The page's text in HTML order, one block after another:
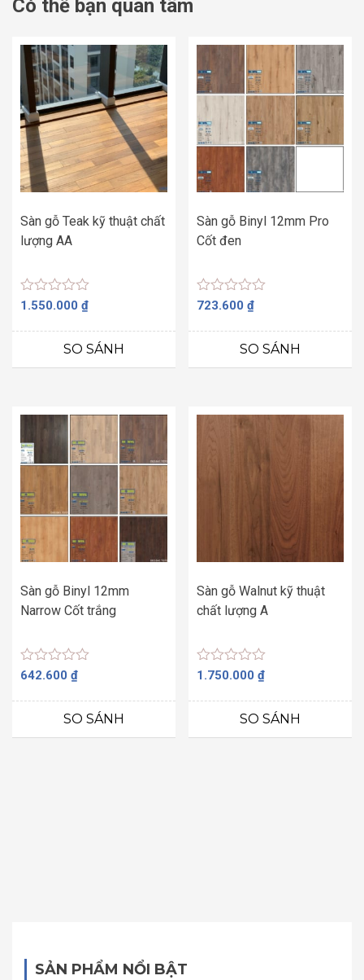
Có thể bạn quan tâm
Sàn gỗ Teak kỹ thuật chất
lượng AA
Được
hạng
sao
1.550.000 ₫
SO SÁNH
Sàn gỗ Binyl 12mm Pro
Cốt đen
Được
hạng
sao
723.600₫
SO SÁNH
Sàn gỗ Binyl 12mm
Narrow Cốt trắng
Được
hạng
sao
642.600 ₫
SO SÁNH
Sàn gỗ Walnut kỹ thuật
chất lượng A
Được
hạng
sao
1.750.000₫
SO SÁNH
SẢN PHẨM NỔI BẬT